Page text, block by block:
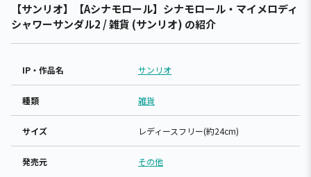
【サンリオ】【Aシナモロール】シナモロール・マイメロディ
シャワーサンダル2 / 雑貨 (サンリオ) の紹介
IP・作品名 サンリオ
種類 雑貨
サイズ レディースフリー(約24cm)
発売元 その他